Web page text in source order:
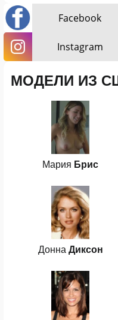
Facebook
Instagram
МОДЕЛИ ИЗ
Мария Брис
Донна Диксон